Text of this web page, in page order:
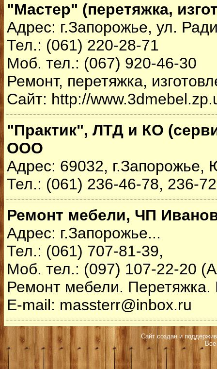
"Мастер" (перетяжка,
Адрес: г.Запорожье, ул.
Тел.: (061) 220-28-71
Моб. тел.: (067) 920-46-30
Ремонт, перетяжка,
Сайт: http://
"Практик", ЛТД и КО
ООО
Адрес: 69032,
Тел.: (061) 236-46-78, 236-
Ремонт мебели, ЧП
Адрес: г.Запорожье...
Тел.: (061) 707-81-39,
Моб. тел.: (097) 107-22-20
Ремонт мебели.
E-mail: massterr@inbox.ru
Сайт создан и